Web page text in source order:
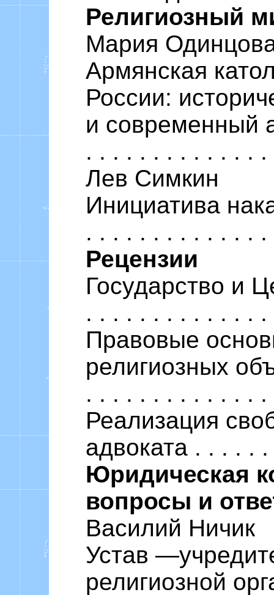
Религиозный
Мария
Армянская
России:
и современный
. . . . . . . . . . . . .
Лев Симкин
Инициатива
. . . . . . . . . . . . .
Рецензии
Государство и
. . . . . . . . . . . . .
Правовые
религиозных
. . . . . . . . . . . . .
Реализация
адвоката . . . . .
Юридическая
вопросы и
Василий Ничик
Устав
религиозной